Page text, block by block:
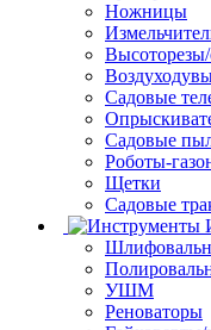
Ножницы
Садовые
Садовые
Роботы-
Щетки
Садовые
УШМ
Реноваторы